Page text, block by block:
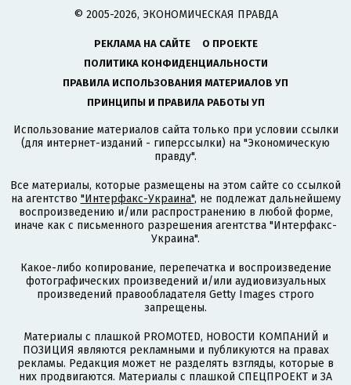
© 2005-2026, ЭКОНОМИЧЕСКАЯ ПРАВДА
РЕКЛАМА НА САЙТЕ
О ПРОЕКТЕ
ПОЛИТИКА КОНФИДЕНЦИАЛЬНОСТИ
ПРАВИЛА ИСПОЛЬЗОВАНИЯ МАТЕРИАЛОВ УП
ПРИНЦИПЫ И ПРАВИЛА РАБОТЫ УП
Использование материалов сайта только при условии ссылки
(для интернет-изданий - гиперссылки) на "Экономическую
правду".
Все материалы, которые размещены на этом сайте со ссылкой
на агентство "Интерфакс-Украина", не подлежат дальнейшему
воспроизведению и/или распространению в любой форме,
иначе как с письменного разрешения агентства "Интерфакс-
Украина".
Какое-либо копирование, перепечатка и воспроизведение
фотографических произведений и/или аудиовизуальных
произведений правообладателя Getty Images строго
запрещены.
Материалы с плашкой PROMOTED, НОВОСТИ КОМПАНИЙ и
ПОЗИЦИЯ являются рекламными и публикуются на правах
рекламы. Редакция может не разделять взгляды, которые в
них продвигаются. Материалы с плашкой СПЕЦПРОЕКТ и ЗА